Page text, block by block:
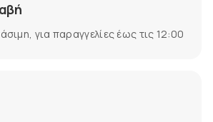
για παραγγελίες έως τις 12:00